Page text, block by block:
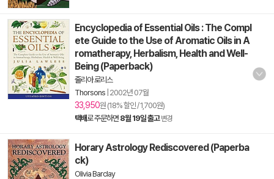
Encyclopedia of Essential Oils : The Compl
ete Guide to the Use of Aromatic Oils in A
romatherapy, Herbalism, Health and Well-
Being (Paperback)
줄리아 로리스
Thorsons 2002년 07월
33,950원 (18% 할인 / 1,700원)
택배로 주문하면 8월 19일 출고 변경
Horary Astrology Rediscovered (Paperba
ck)
Olivia Barclay